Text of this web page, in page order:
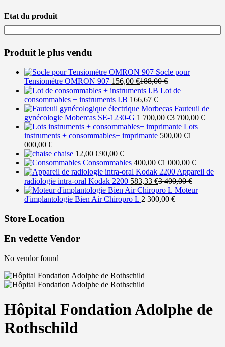
Etat du produit
Produit le plus vendu
Socle pour
Tensiomètre OMRON 907 156,00 €Le
prix
actuel
est :
156,00 €.
188,00€Le
prix
était :
188,00 €.
Lot de
consommables + instruments I.B 166,67 €
Fauteuil de
gynécologie Mobercas SE-1230-G 1 700,00 €Le
prix
actuel
700,00 €.
3 700,00€Le
Lots
instruments + consommables+ imprimante 500,00 €Le
est :
500,00 €.
1
000,00€Le
prix
initial
était :
1
000,00 €.
chaise 12,00 €Le
prix
actuel
est :
12,00 €.
90,00€Le
prix
initial
était :
90,00 €.
Consommables 400,00 €Le
prix
actuel
est :
400,00 €.
1 000,00€Le
prix
était :
Appareil de
radiologie intra-oral Kodak 2200 583,33 €Le
prix
actuel
3 400,00€Le
prix
Moteur
d'implantologie Bien Air Chiropro L 2 300,00 €
Store Location
En vedette Vendor
No vendor found
Hôpital Fondation Adolphe de
Rothschild